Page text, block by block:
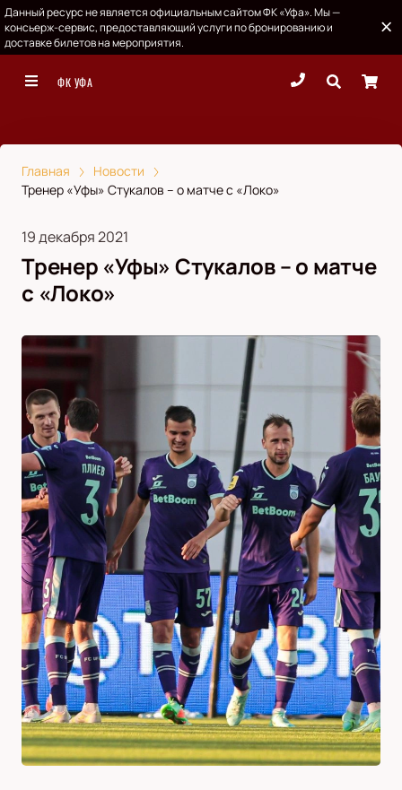
Данный ресурс не является официальным сайтом ФК «Уфа». Мы —
консьерж-сервис, предоставляющий услуги по бронированию и
доставке билетов на мероприятия.
ФК УФА
Главная
Новости
Тренер «Уфы» Стукалов – о матче с «Локо»
19 декабря 2021
Тренер «Уфы» Стукалов – о матче
с «Локо»